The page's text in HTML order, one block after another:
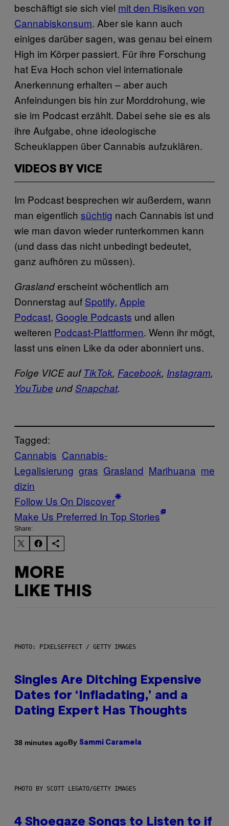
beschäftigt sie sich viel mit den Risiken von
Cannabiskonsum. Aber sie kann auch
einiges darüber sagen, was genau bei einem
High im Körper passiert. Für ihre Forschung
hat Eva Hoch schon viel internationale
Anerkennung erhalten – aber auch
Anfeindungen bis hin zur Morddrohung, wie
sie im Podcast erzählt. Dabei sehe sie es als
ihre Aufgabe, ohne ideologische
Scheuklappen über Cannabis aufzuklären.
VIDEOS BY VICE
Im Podcast besprechen wir außerdem, wann
man eigentlich süchtig nach Cannabis ist und
wie man davon wieder runterkommen kann
(und dass das nicht unbedingt bedeutet,
ganz aufhören zu müssen).
Graslanderscheint wöchentlich am
Donnerstag auf Spotify, Apple
Podcast, Google Podcasts und allen
weiteren Podcast-Plattformen. Wenn ihr mögt,
lasst uns einen Like da oder abonniert uns.
Folge VICE aufTikTok, Facebook, Instagram,
YouTube undSnapchat.
Tagged:
Cannabis Cannabis-
Legalisierung gras Grasland Marihuana me
dizin
Follow Us On Discover
Make Us Preferred In Top Stories
Share:
MORE
LIKE THIS
PHOTO: PIXELSEFFECT / GETTY IMAGES
Singles Are Ditching Expensive
Dates for ‘Infladating,’ and a
Dating Expert Has Thoughts
38 minutes agoBy Sammi Caramela
PHOTO BY SCOTT LEGATO/GETTY IMAGES
4 Shoegaze Songs to Listen to if